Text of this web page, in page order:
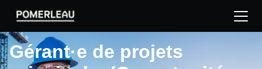
Pomerleau Site carrière | Trouve ton nouveau poste
Gérant·e de projets